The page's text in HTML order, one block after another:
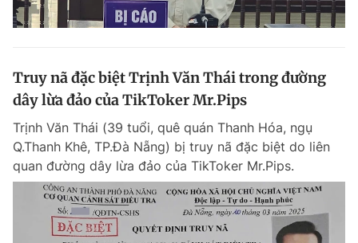
Phó tổng biên tập thường trực: Hải Thành
Phó tổng biên tập: Lâm Hiếu Dũng
Phó tổng biên tập: Trần Việt Hưng
Tổng thư ký tòa soạn: Đức Trung
Giấy phép xuất bản số 110/GP - BTTTT cấp ngày 24.3.2020
© 2003-2026 Bản quyền thuộc về Báo Thanh Niên. Cấm sao chép
dưới mọi hình thức nếu không có sự chấp thuận bằng văn bản.
Phát triển bởi ePi Technologies, JSC.
Truy nã đặc biệt Trịnh Văn Thái trong đường
dây lừa đảo của TikToker Mr.Pips
Trịnh Văn Thái (39 tuổi, quê quán Thanh Hóa, ngụ
Q.Thanh Khê, TP.Đà Nẵng) bị truy nã đặc biệt do liên
quan đường dây lừa đảo của TikToker Mr.Pips.